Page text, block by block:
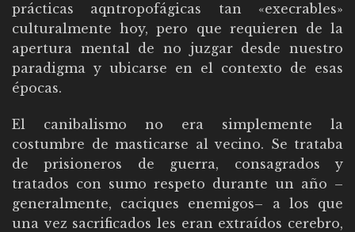
prácticas aqntropofágicas tan «execrables»
culturalmente hoy, pero que requieren de la
apertura mental de no juzgar desde nuestro
paradigma y ubicarse en el contexto de esas
épocas.
El canibalismo no era simplemente la
costumbre de masticarse al vecino. Se trataba
de prisioneros de guerra, consagrados y
tratados con sumo respeto durante un año –
generalmente, caciques enemigos– a los que
una vez sacrificados les eran extraídos cerebro,